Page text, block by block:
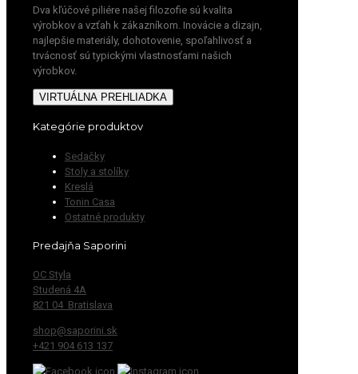
Dva kľúčové piliére našej filozofie sú kvalita
výrobkov a vzťah k zákazníkom. Inovácie a dizajn,
najlepšie materiály, dohotovenie, spoľahlivosť a
trvácnosť sú typickými vlastnosťami našich
výrobkov.
VIRTUÁLNA PREHLIADKA
Kategórie produktov
Sedačky
Stoly a stolíky
Kreslá
Tonin Casa
Ostatné produkty
Predajňa Saporini
OC Styla
Studená 4A
821 04 Bratislava
shop@saporini.sk
+421 904 613 137